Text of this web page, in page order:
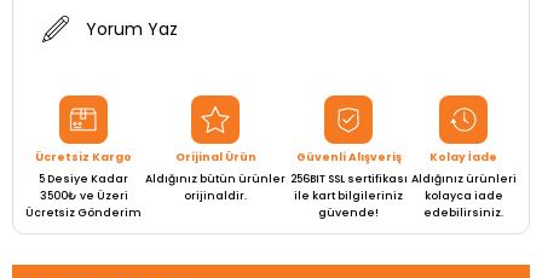
Yorum Yaz
Ücretsiz Kargo
5 Desiye Kadar
3500₺ ve Üzeri
Ücretsiz Gönderim
Orijinal Ürün
Aldığınız bütün ürünler
orijinaldir.
Güvenli Alışveriş
256BIT SSL sertifikası
ile kart bilgileriniz
güvende!
Kolay İade
Aldığınız ürünleri
kolayca iade
edebilirsiniz.